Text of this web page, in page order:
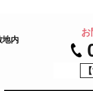
地内
お